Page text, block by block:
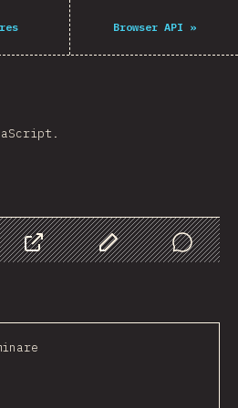
Browser API »
CondividerePersonalizza i dati
Comments